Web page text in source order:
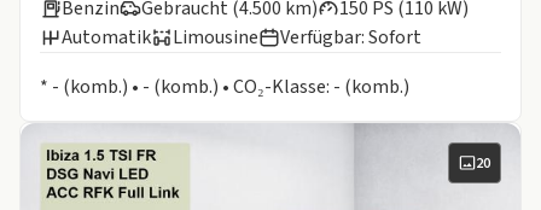
Benzin Gebraucht (4.500 km)
150 PS (110 kW)
Automatik
Limousine
Verfügbar: Sofort
* - (komb.) • - (komb.) • CO₂-Klasse: - (komb.)
20